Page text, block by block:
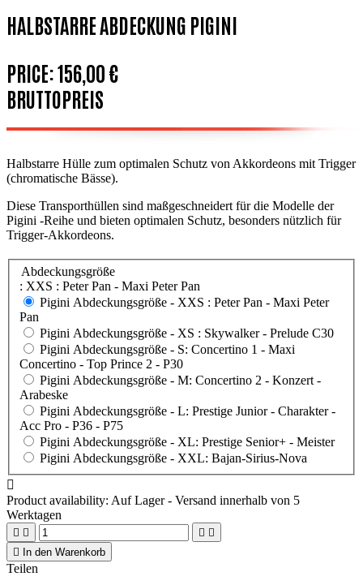
HALBSTARRE ABDECKUNG PIGINI
PRICE:156,00 €
BRUTTOPREIS
Halbstarre Hülle zum optimalen Schutz von Akkordeons mit Trigger
(chromatische Bässe).
Diese Transporthüllen sind maßgeschneidert für die Modelle der
Pigini -Reihe und bieten optimalen Schutz, besonders nützlich für
Trigger-Akkordeons.
Abdeckungsgröße
: XXS : Peter Pan - Maxi Peter Pan
Pigini Abdeckungsgröße - XXS : Peter Pan - Maxi Peter
Pan
Pigini Abdeckungsgröße - XS : Skywalker - Prelude C30
Pigini Abdeckungsgröße - S: Concertino 1 - Maxi
Concertino - Top Prince 2 - P30
Pigini Abdeckungsgröße - M: Concertino 2 - Konzert -
Arabeske
Pigini Abdeckungsgröße - L: Prestige Junior - Charakter -
Acc Pro - P36 - P75
Pigini Abdeckungsgröße - XL: Prestige Senior+ - Meister
Pigini Abdeckungsgröße - XXL: Bajan-Sirius-Nova

Product availability: Auf Lager - Versand innerhalb von 5
Werktagen
   

In den Warenkorb
Teilen